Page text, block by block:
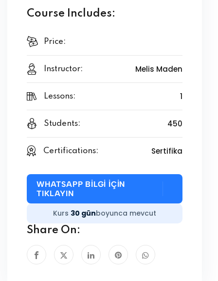
Course Includes:
Price:
Instructor: Melis Maden
Lessons: 1
Students: 450
Certifications: Sertifika
WHATSAPP BİLGİ İÇİN
TIKLAYIN
Kurs 30 günboyunca mevcut
Share On: